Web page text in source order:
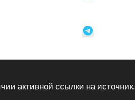
активной ссылки на источник.